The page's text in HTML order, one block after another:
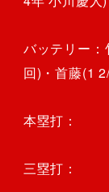
バッテリー
回)・首藤(1
本塁打：
三塁打：